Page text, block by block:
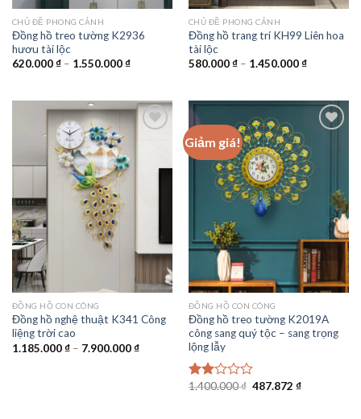
CHỦ ĐỀ PHONG CẢNH
Đồng hồ treo tường K2936
hươu tài lộc
620.000₫ – 1.550.000₫Khoảng
đến
1.550.000 ₫
CHỦ ĐỀ PHONG CẢNH
Đồng hồ trang trí KH99 Liên hoa
tài lộc
580.000₫ – 1.450.000₫Khoảng
đến
1.450.000
Add to
ĐỒNG HỒ CON CÔNG
Đồng hồ nghệ thuật K341 Công
liệng trời cao
1.185.000₫ – 7.900.000₫Khoảng
1.185.000 ₫
Giảm giá!
Add to
wishlist
ĐỒNG HỒ CON CÔNG
Đồng hồ treo tường K2019A
công sang quý tộc – sang trọng
lộng lẫy
Được
1.400.000₫ Giá
487.872 ₫Giá